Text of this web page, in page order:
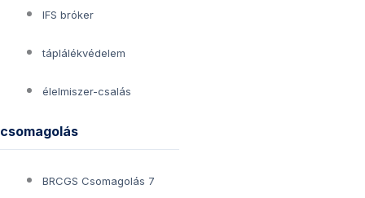
IFS bróker
táplálékvédelem
élelmiszer-csalás
csomagolás
BRCGS Csomagolás 7